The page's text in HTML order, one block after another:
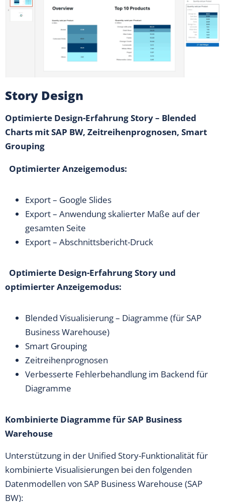
Story Design
Optimierte Design-Erfahrung Story – Blended
Charts mit SAP BW, Zeitreihenprognosen, Smart
Grouping
Optimierter Anzeigemodus:
Export – Google Slides
Export – Anwendung skalierter Maße auf der
gesamten Seite
Export – Abschnittsbericht-Druck
Optimierte Design-Erfahrung Story und
optimierter Anzeigemodus:
Blended Visualisierung – Diagramme (für SAP
Business Warehouse)
Smart Grouping
Zeitreihenprognosen
Verbesserte Fehlerbehandlung im Backend für
Diagramme
Kombinierte Diagramme für SAP Business
Warehouse
Unterstützung in der Unified Story-Funktionalität für
kombinierte Visualisierungen bei den folgenden
Datenmodellen von SAP Business Warehouse (SAP
BW):